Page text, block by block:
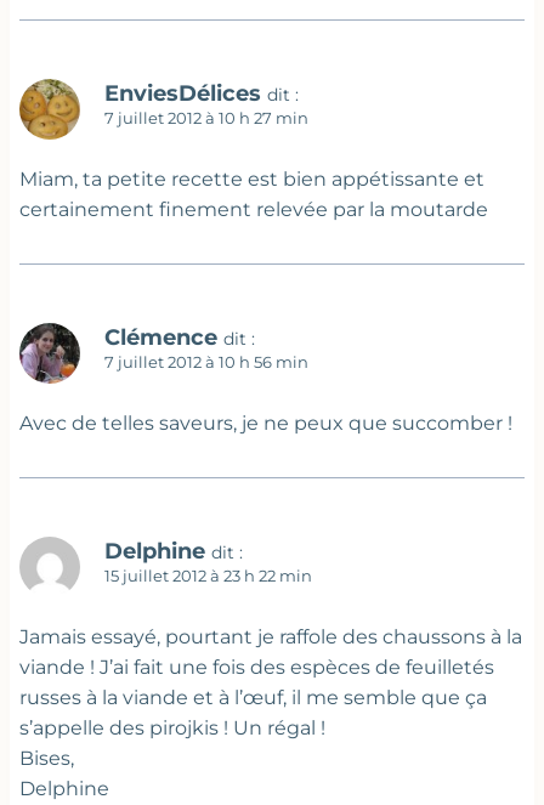
EnviesDélices dit :
7 juillet 2012 à 10 h 27 min
Miam, ta petite recette est bien appétissante et
certainement finement relevée par la moutarde
Clémence dit :
7 juillet 2012 à 10 h 56 min
Avec de telles saveurs, je ne peux que succomber !
Delphine dit :
15 juillet 2012 à 23 h 22 min
Jamais essayé, pourtant je raffole des chaussons à la
viande ! J’ai fait une fois des espèces de feuilletés
russes à la viande et à l’œuf, il me semble que ça
s’appelle des pirojkis ! Un régal !
Bises,
Delphine